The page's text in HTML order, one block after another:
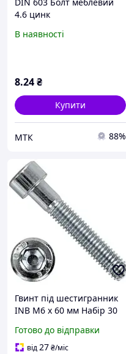
4.6 цинк
В наявності
8.24₴
Купити
МТК 88%
Гвинт під шестигранник
INB М6 х 60 мм Набір 30
Готово до відправки
від27₴/міс